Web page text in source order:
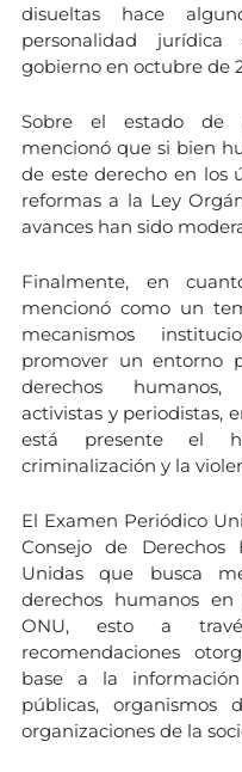
disueltas hace
personalidad
gobierno en octubre de
Sobre el estado de
mencionó que si bien
de este derecho en los
reformas a la Ley
avances han sido
Finalmente, en
mencionó como un
mecanismos
promover un entorno
derechos humanos,
activistas y periodistas,
está presente el
criminalización y la
El Examen Periódico
Consejo de Derechos
Unidas que busca
derechos humanos
ONU, esto a
recomendaciones
base a la
públicas, organismos
organizaciones de la